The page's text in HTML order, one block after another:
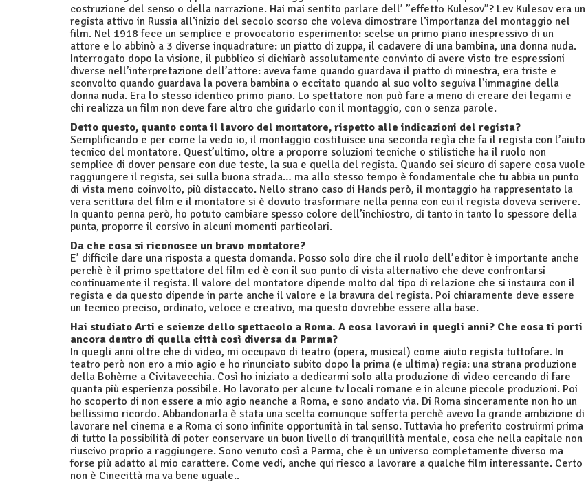
costruzione del senso o della narrazione. Hai mai sentito parlare dell’ ”effetto Kulesov”? Lev Kulesov era un
regista attivo in Russia all’inizio del secolo scorso che voleva dimostrare l’importanza del montaggio nel
film. Nel 1918 fece un semplice e provocatorio esperimento: scelse un primo piano inespressivo di un
attore e lo abbinò a 3 diverse inquadrature: un piatto di zuppa, il cadavere di una bambina, una donna nuda.
Interrogato dopo la visione, il pubblico si dichiarò assolutamente convinto di avere visto tre espressioni
diverse nell’interpretazione dell’attore: aveva fame quando guardava il piatto di minestra, era triste e
sconvolto quando guardava la povera bambina o eccitato quando al suo volto seguiva l’immagine della
donna nuda. Era lo stesso identico primo piano. Lo spettatore non può fare a meno di creare dei legami e
chi realizza un film non deve fare altro che guidarlo con il montaggio, con o senza parole.
Detto questo, quanto conta il lavoro del montatore, rispetto alle indicazioni del regista?
Semplificando e per come la vedo io, il montaggio costituisce una seconda regìa che fa il regista con l’aiuto
tecnico del montatore. Quest’ultimo, oltre a proporre soluzioni tecniche o stilistiche ha il ruolo non
semplice di dover pensare con due teste, la sua e quella del regista. Quando sei sicuro di sapere cosa vuole
raggiungere il regista, sei sulla buona strada… ma allo stesso tempo è fondamentale che tu abbia un punto
di vista meno coinvolto, più distaccato. Nello strano caso di Hands però, il montaggio ha rappresentato la
vera scrittura del film e il montatore si è dovuto trasformare nella penna con cui il regista doveva scrivere.
In quanto penna però, ho potuto cambiare spesso colore dell’inchiostro, di tanto in tanto lo spessore della
punta, proporre il corsivo in alcuni momenti particolari.
Da che cosa si riconosce un bravo montatore?
E’ difficile dare una risposta a questa domanda. Posso solo dire che il ruolo dell’editor è importante anche
perchè è il primo spettatore del film ed è con il suo punto di vista alternativo che deve confrontarsi
continuamente il regista. Il valore del montatore dipende molto dal tipo di relazione che si instaura con il
regista e da questo dipende in parte anche il valore e la bravura del regista. Poi chiaramente deve essere
un tecnico preciso, ordinato, veloce e creativo, ma questo dovrebbe essere alla base.
Hai studiato Arti e scienze dello spettacolo a Roma. A cosa lavoravi in quegli anni? Che cosa ti porti
ancora dentro di quella città così diversa da Parma?
In quegli anni oltre che di video, mi occupavo di teatro (opera, musical) come aiuto regista tuttofare. In
teatro però non ero a mio agio e ho rinunciato subito dopo la prima (e ultima) regia: una strana produzione
della Bohème a Civitavecchia. Così ho iniziato a dedicarmi solo alla produzione di video cercando di fare
quanta più esperienza possibile. Ho lavorato per alcune tv locali romane e in alcune piccole produzioni. Poi
ho scoperto di non essere a mio agio neanche a Roma, e sono andato via. Di Roma sinceramente non ho un
bellissimo ricordo. Abbandonarla è stata una scelta comunque sofferta perchè avevo la grande ambizione di
lavorare nel cinema e a Roma ci sono infinite opportunità in tal senso. Tuttavia ho preferito costruirmi prima
di tutto la possibilità di poter conservare un buon livello di tranquillità mentale, cosa che nella capitale non
riuscivo proprio a raggiungere. Sono venuto così a Parma, che è un universo completamente diverso ma
forse più adatto al mio carattere. Come vedi, anche qui riesco a lavorare a qualche film interessante. Certo
non è Cinecittà ma va bene uguale..